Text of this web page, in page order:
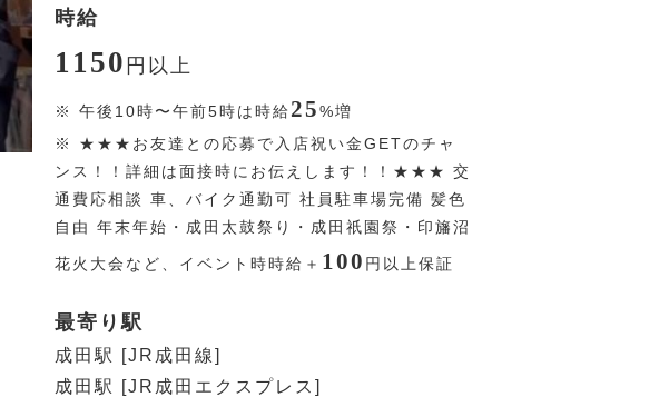
時給
1150 円 以上
※ 午後10時〜午前5時は時給25%増
※ ★★★お友達との応募で入店祝い金GETのチャ
ンス！！詳細は面接時にお伝えします！！★★★ 交
通費応相談 車、バイク通勤可 社員駐車場完備 髪色
自由 年末年始・成田太鼓祭り・成田祇園祭・印旛沼
花火大会など、イベント時時給＋ 100 円 以上保証
最寄り駅
成田駅 [JR成田線]
成田駅 [JR成田エクスプレス]